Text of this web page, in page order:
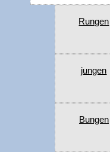
Rungen
jungen
Bungen